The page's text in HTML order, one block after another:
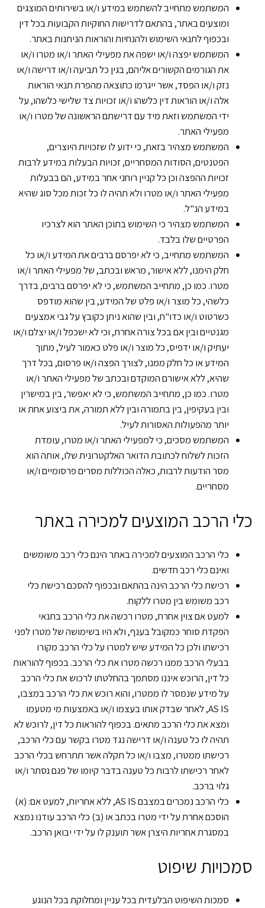
המשתמש מתחייב להשתמש במידע ו/או בשירותים המוצגים
ומוצעים באתר, בהתאם לדרישות החוקיות הקבועות בכל דין
ובכפוף לתנאי השימוש ולהנחיות והוראות הניתנות באתר.
המשתמש יפצה ו/או ישפה את מפעילי האתר ו/או מטרו ו/או
את הגורמים הקשורים אליהם, בגין כל תביעה ו/או דרישה ו/או
נזק ו/או הפסד, אשר ייגרמו כתוצאה מהפרת תנאי הוראות
אלה ו/או הוראות דין כלשהו ו/או זכויות צד שלישי כלשהו, על
ידי המשתמש וזאת מיד עם דרישתם הראשונה של מטרו ו/או
מפעילי האתר.
המשתמש מצהיר בזאת, כי ידוע לו שזכויות היוצרים,
הפטנטים, הסודות המסחריים, זכויות הבעלות במידע לרבות
זכויות ההפצה וכן כל קניין רוחני אחר במידע, הם בבעלות
מפעילי האתר ו/או מטרו ולא תהיה לו כל זכות מכל סוג שהיא
במידע הנ"ל.
המשתמש מצהיר כי השימוש בתוכן האתר הוא לצרכיו
הפרטיים שלו בלבד.
המשתמש מתחייב, כי לא יפרסם ברבים את המידע ו/או כל
חלק הימנו, ללא אישור, מראש ובכתב, של מפעילי האתר ו/או
מטרו. כמו כן, מתחייב המשתמש, כי לא יפרסם ברבים, בדרך
כלשהי, כל מוצר ו/או פלט של המידע, בין שהוא מודפס
כשרטוט ו/או כדו"ח, ובין שהוא ניתן כקובץ על גבי אמצעים
מגנטיים ובין אם בכל צורה אחרת, וכי לא ישכפל ו/או יצלם ו/או
יעתיק ו/או ידפיס, כל מוצר ו/או פלט כאמור לעיל, מתוך
המידע או כל חלק ממנו, לצורך הפצה ו/או פרסום, בכל דרך
שהיא, ללא אישורם המוקדם ובכתב של מפעילי האתר ו/או
מטרו. כמו כן, מתחייב המשתמש, כי לא יאפשר, בין במישרין
ובין בעקיפין, בין בתמורה ובין ללא תמורה, את ביצוע אחת או
יותר מהפעולות האסורות לעיל.
המשתמש מסכים, כי למפעילי האתר ו/או מטרו, עומדת
הזכות לשלוח לכתובת הדואר האלקטרונית שלו, אותה הוא
מסר הודעות לרבות, כאלה הכוללות מסרים פרסומיים ו/או
מסחריים.
כלי הרכב המוצעים למכירה באתר
כלי הרכב המוצעים למכירה באתר הינם כלי רכב משומשים
ואינם כלי רכב חדשים.
רכישת כלי הרכב הינה בהתאם ובכפוף להסכם רכישת כלי
רכב משומש בין מטרו ללקוח.
למעט אם צוין אחרת, מטרו רכשה את כלי הרכב בתנאי
הפקדת סוחר כמקובל בענף, ולא היו בשימושה של מטרו לפני
רכישתו ולכן כל המידע שיש למטרו על כלי הרכב מקורו
בבעלי הרכב ממנו רכשה מטרו את כלי הרכב. בכפוף להוראות
כל דין, הרוכש איננו מסתמך בהחלטתו לרכוש את כלי הרכב
על מידע שנמסר לו ממטרו, והוא רוכש את כלי הרכב במצבו,
AS IS, לאחר שבדק אותו בעצמו ו/או באמצעות מי מטעמו
ומצא את כלי הרכב מתאים. בכפוף להוראות כל דין, לרוכש לא
תהיה לו כל טענה ו/או דרישה נגד מטרו בקשר עם כלי הרכב,
רכישתו ממטרו, מצבו ו/או כל תקלה אשר תתרחש בכלי הרכב
לאחר רכישתו לרבות כל טענה בדבר קיומו של פגם נסתר ו/או
גלוי ברכב.
כלי הרכב נמכרים במצבם AS IS, ללא אחריות, למעט אם: (א)
הוסכם אחרת על ידי מטרו בכתב או (ב) כלי הרכב עודנו נמצא
במסגרת אחריות היצרן אשר תוענק לו על ידי יבואן הרכב.
סמכויות שיפוט
סמכות השיפוט הבלעדית בכל עניין ומחלוקת בכל הנוגע